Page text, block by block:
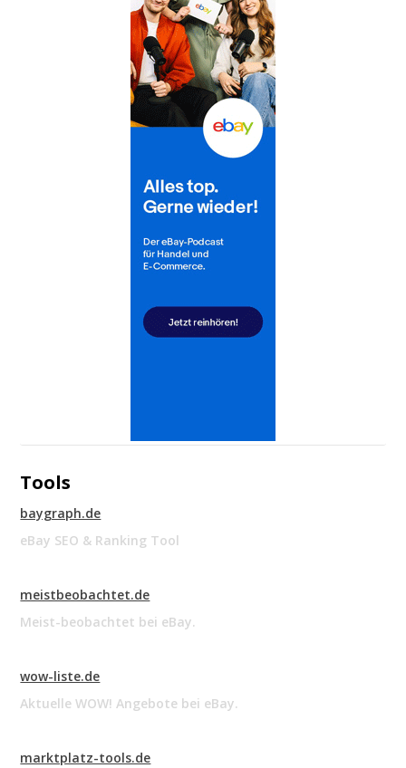
Tools
baygraph.de
eBay SEO & Ranking Tool
meistbeobachtet.de
Meist-beobachtet bei eBay.
wow-liste.de
Aktuelle WOW! Angebote bei eBay.
marktplatz-tools.de